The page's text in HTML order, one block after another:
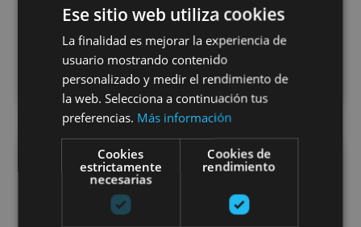
previa.
Ese sitio web utiliza cookies
La finalidad es mejorar la experiencia de
usuario mostrando contenido
personalizado y medir el rendimiento de
la web. Selecciona a continuación tus
preferencias. Más información
Cookies
estrictamente
necesarias
Cookies de
rendimiento